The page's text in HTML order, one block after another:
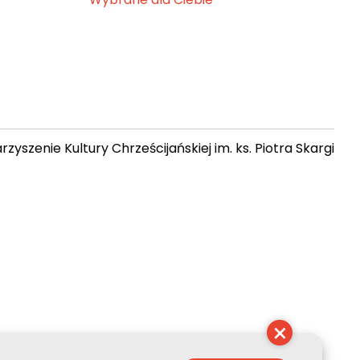
Kultury Chrześcijańskiej im. ks. Piotra Skargi
×